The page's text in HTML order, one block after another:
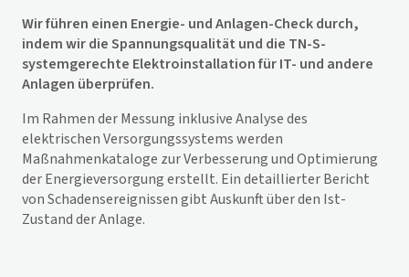
Wir führen einen Energie- und Anlagen-Check durch,
indem wir die Spannungsqualität und die TN-S-
systemgerechte Elektroinstallation für IT- und andere
Anlagen überprüfen.
Im Rahmen der Messung inklusive Analyse des
elektrischen Versorgungssystems werden
Maßnahmenkataloge zur Verbesserung und Optimierung
der Energieversorgung erstellt. Ein detaillierter Bericht
von Schadensereignissen gibt Auskunft über den Ist-
Zustand der Anlage.